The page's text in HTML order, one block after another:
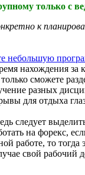
только с
к
небольшую
нахождения за
сможете
разных
для отдыха
следует
на форекс,
работе, то тогда
свой рабочий